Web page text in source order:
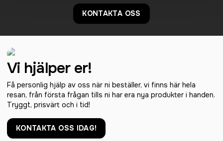
KONTAKTA OSS
Vi hjälper er!
Få personlig hjälp av oss när ni beställer, vi finns här hela
resan, från första frågan tills ni har era nya produkter i handen.
Tryggt, prisvärt och i tid!
KONTAKTA OSS IDAG!